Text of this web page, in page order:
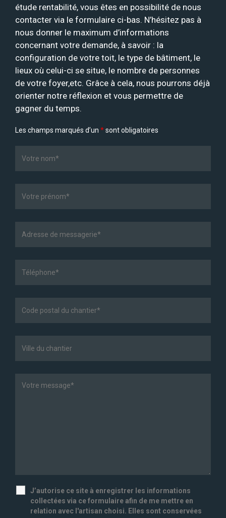
étude rentabilité, vous êtes en possibilité de nous
contacter via le formulaire ci-bas. N’hésitez pas à
nous donner le maximum d’informations
concernant votre demande, à savoir : la
configuration de votre toit, le type de bâtiment, le
lieux où celui-ci se situe, le nombre de personnes
de votre foyer,etc. Grâce à cela, nous pourrons déjà
orienter notre réflexion et vous permettre de
gagner du temps.
Les champs marqués d’un *sont obligatoires
J’autorise ce site à enregistrer les informations
collectées via ce formulaire afin de me mettre en
relation avec l'artisan choisi. Elles sont conservées